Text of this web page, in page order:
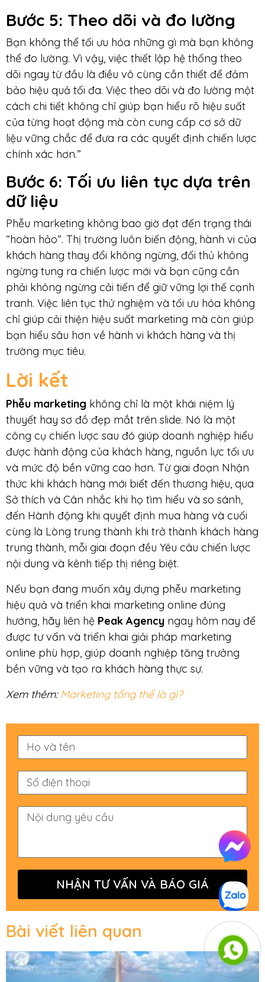
Bước 5: Theo dõi và đo lường
Bạn không thể tối ưu hóa những gì mà bạn không
thể đo lường. Vì vậy, việc thiết lập hệ thống theo
dõi ngay từ đầu là điều vô cùng cần thiết để đảm
bảo hiệu quả tối đa. Việc theo dõi và đo lường một
cách chi tiết không chỉ giúp bạn hiểu rõ hiệu suất
của từng hoạt động mà còn cung cấp cơ sở dữ
liệu vững chắc để đưa ra các quyết định chiến lược
chính xác hơn.”
Bước 6: Tối ưu liên tục dựa trên
dữ liệu
Phễu marketing không bao giờ đạt đến trạng thái
“hoàn hảo”. Thị trường luôn biến động, hành vi của
khách hàng thay đổi không ngừng, đối thủ không
ngừng tung ra chiến lược mới và bạn cũng cần
phải không ngừng cải tiến để giữ vững lợi thế cạnh
tranh. Việc liên tục thử nghiệm và tối ưu hóa không
chỉ giúp cải thiện hiệu suất marketing mà còn giúp
bạn hiểu sâu hơn về hành vi khách hàng và thị
trường mục tiêu.
Lời kết
Phễu marketing không chỉ là một khái niệm lý
thuyết hay sơ đồ đẹp mắt trên slide. Nó là một
công cụ chiến lược sau đó giúp doanh nghiệp hiểu
được hành động của khách hàng, nguồn lực tối ưu
và mức độ bền vững cao hơn. Từ giai đoạn Nhận
thức khi khách hàng mới biết đến thương hiệu, qua
Sở thích và Cân nhắc khi họ tìm hiểu và so sánh,
đến Hành động khi quyết định mua hàng và cuối
cùng là Lòng trung thành khi trở thành khách hàng
trung thành, mỗi giai đoạn đều Yêu câu chiến lược
nội dung và kênh tiếp thị riêng biệt.
Nếu bạn đang muốn xây dựng phễu marketing
hiệu quả và triển khai marketing online đúng
hướng, hãy liên hệ Peak Agency ngay hôm nay để
được tư vấn và triển khai giải pháp marketing
online phù hợp, giúp doanh nghiệp tăng trưởng
bền vững và tạo ra khách hàng thực sự.
Xem thêm:Marketing tổng thể là gì?
NHẬN TƯ VẤN VÀ BÁO GIÁ
Bài viết liên quan